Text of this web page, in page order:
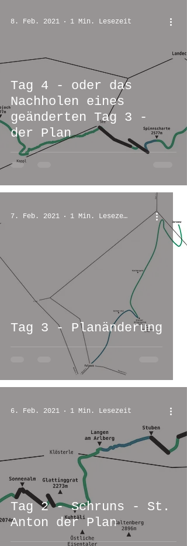
Tag 4 - oder das
Nachholen eines
geänderten Tag 3 -
der Plan
8. Feb. 2021 1 Min. Lesezeit
Tag 3 - Planänderung
7. Feb. 2021 1 Min. Lesezeit
Tag 2 - Schruns - St.
Anton der Plan
6. Feb. 2021 1 Min. Lesezeit